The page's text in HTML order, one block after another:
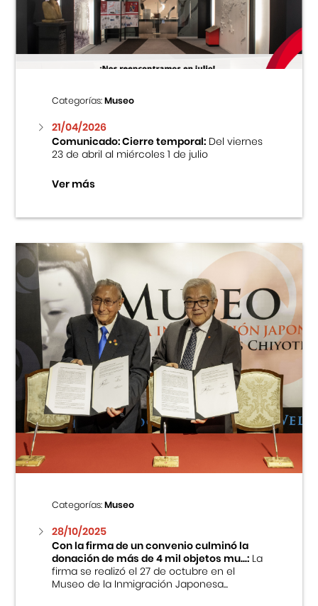
Centro Cultural Peruano Japonés
Museo de la Inmigración Japonesa
Fondo Editorial
Teatro Peruano Japonés
Categorías:Museo
21/04/2026
Comunicado: Cierre temporal:Del viernes
23 de abril al miércoles 1 de julio
Ver más
Categorías:Museo
28/10/2025
Con la firma de un convenio culminó la
donación de más de 4 mil objetos mu...:La
firma se realizó el 27 de octubre en el
Museo de la Inmigración Japonesa...